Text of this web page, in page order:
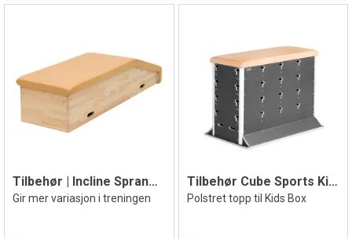
Tilbehør | Incline Sprangkasse Topp
Gir mer variasjon i treningen
Tilbehør Cube Sports Kids
Polstret topp til Kids Box